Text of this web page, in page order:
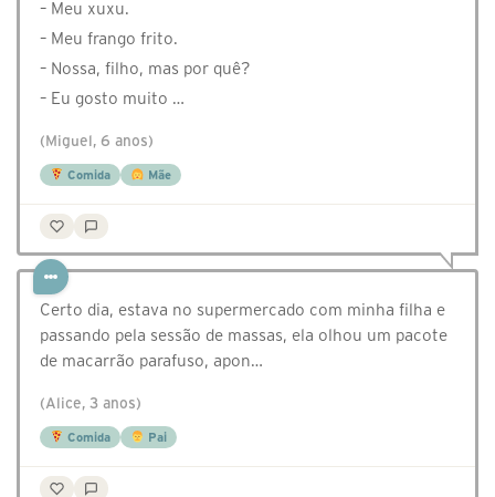
– Meu xuxu.
– Meu frango frito.
– Nossa, filho, mas por quê?
– Eu gosto muito …
(Miguel, 6 anos)
Comida Mãe
Certo dia, estava no supermercado com minha filha e
passando pela sessão de massas, ela olhou um pacote
de macarrão parafuso, apon…
(Alice, 3 anos)
Comida Pai